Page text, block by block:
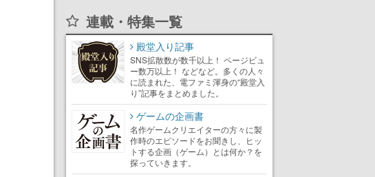
連載・特集一覧
殿堂入り記事
SNS拡散数が数千以上！ ページビュ
ー数万以上！ などなど。多くの人々
に読まれた、電ファミ渾身の“殿堂入
り”記事をまとめました。
ゲームの企画書
名作ゲームクリエイターの方々に製
作時のエピソードをお聞きし、ヒッ
トする企画（ゲーム）とは何か？を
探っていきます。